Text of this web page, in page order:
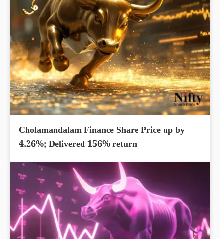
Cholamandalam Finance Share Price up by
4.26%; Delivered 156% return